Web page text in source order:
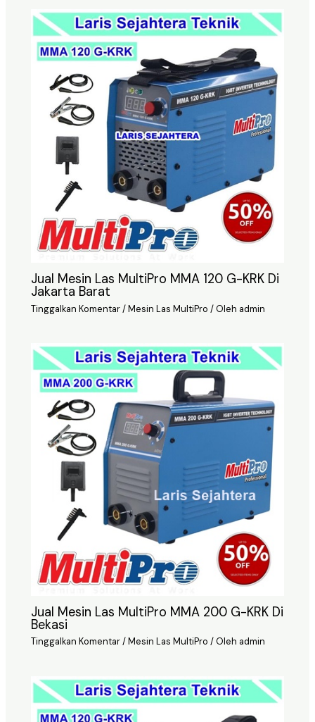
Jual Mesin Las MultiPro MMA 120 G-KRK Di
Jakarta Barat
Tinggalkan Komentar/Mesin Las MultiPro / Oleh admin
Jual Mesin Las MultiPro MMA 200 G-KRK Di
Bekasi
Tinggalkan Komentar/Mesin Las MultiPro / Oleh admin